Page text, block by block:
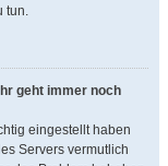
tun.
geht immer noch
eingestellt haben
Servers vermutlich